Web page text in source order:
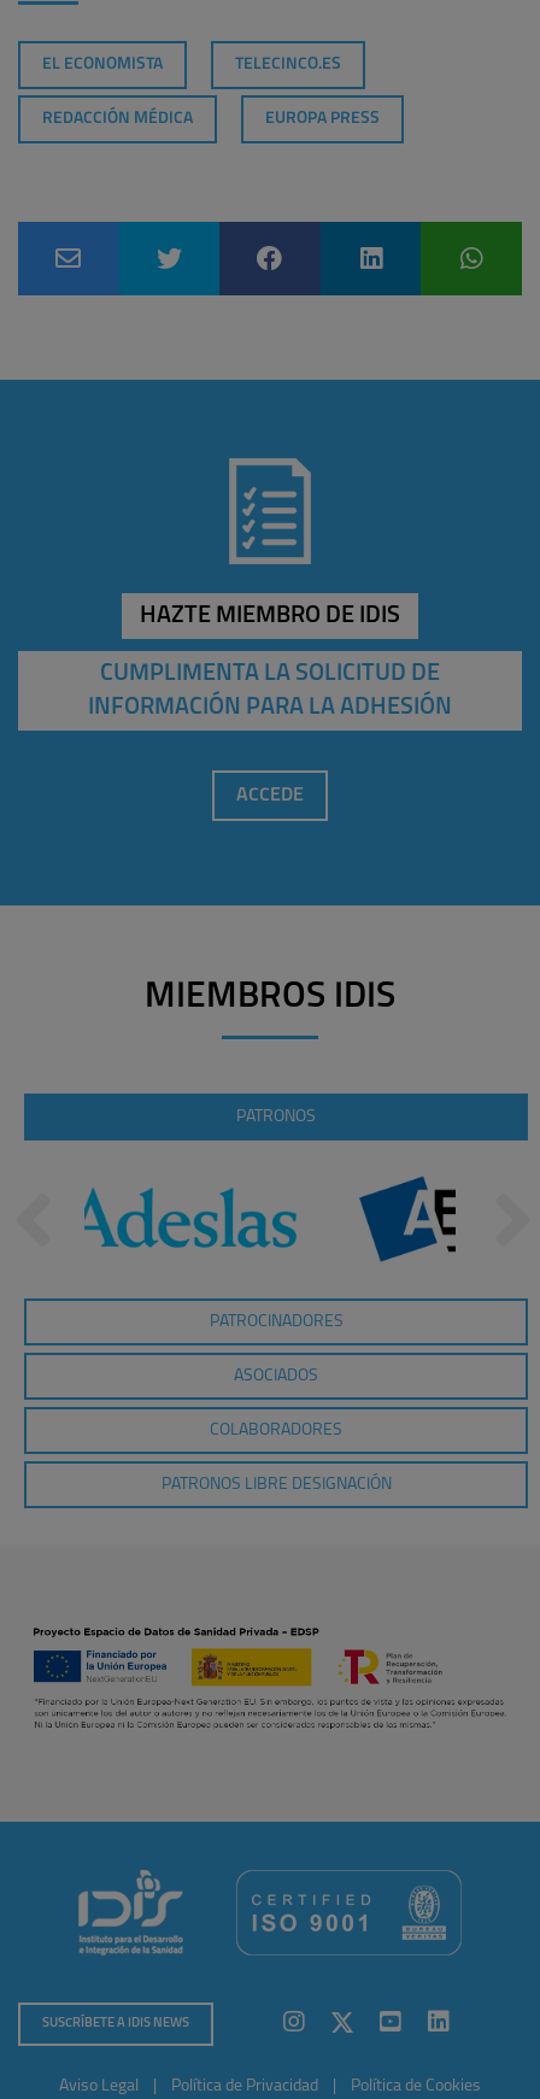
EL ECONOMISTA TELECINCO.ES
REDACCIÓN MÉDICA EUROPA PRESS
HAZTE MIEMBRO DE IDIS
CUMPLIMENTA LA SOLICITUD DE
INFORMACIÓN PARA LA ADHESIÓN
ACCEDE
MIEMBROS IDIS
PATRONOS
PATROCINADORES
ASOCIADOS
COLABORADORES
PATRONOS LIBRE DESIGNACIÓN
SUSCRÍBETE A IDIS NEWS
Aviso Legal Política de Privacidad Política de Cookies